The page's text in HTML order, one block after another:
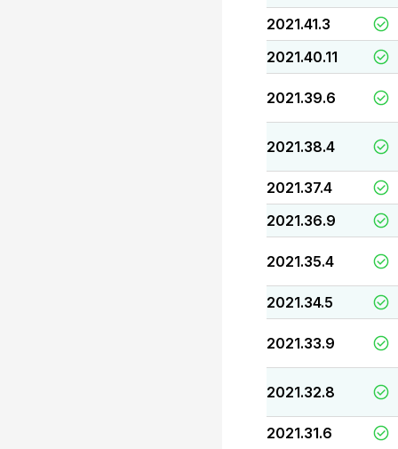
2021.41.3
2021.40.11
2021.39.6
2021.38.4
2021.37.4
2021.36.9
2021.35.4
2021.34.5
2021.33.9
2021.32.8
2021.31.6